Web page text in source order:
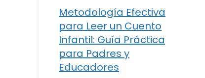
Metodología Efectiva
para Leer un Cuento
Infantil: Guía Práctica
para Padres y
Educadores